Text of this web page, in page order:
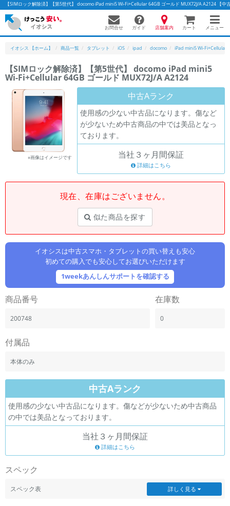
【SIMロック解除済】【第5世代】 docomo iPad mini5 Wi-Fi+Cellular 64GB ゴールド MUX72J/A A2124 【
お問合せ ガイド 店舗案内 カート メニュー
イオシス 【ホーム】 商品一覧 タブレット iOS ipad docomo iPad mini5 Wi-Fi+Cellular
【SIMロック解除済】【第5世代】 docomo iPad mini5
Wi-Fi+Cellular 64GB ゴールド MUX72J/A A2124
※画像はイメージです
中古Aランク
使用感の少ない中古品になります。傷など
が少ないため中古商品の中では美品となっ
ております。
当社３ヶ月間保証
詳細はこちら
現在、在庫はございません。
似た商品を探す
イオシスは中古スマホ・タブレットの買い替えも安心
初めての購入でも安心してお選びいただけます
1weekあんしんサポートを確認する
商品番号
200748
在庫数
0
付属品
本体のみ
中古Aランク
使用感の少ない中古品になります。傷などが少ないため中古商品
の中では美品となっております。
当社３ヶ月間保証
詳細はこちら
スペック
スペック表 詳しく見る
かんたんパソコン検索に切り替える
フリーワード
除外ワード
人気の検索ワード：Let's note
「スマートフォン」「タブレット」など
メーカー
製造、販売メーカーの絞り込み
機能・特徴
商品の搭載機能による絞り込み
商品状態の絞り込み
CPUの絞り込み
OS
メモリ